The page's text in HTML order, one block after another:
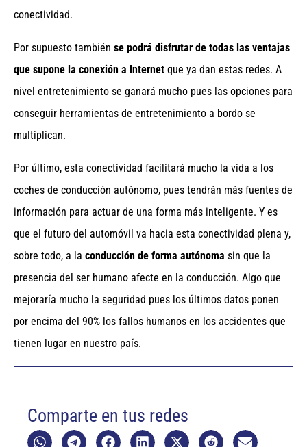
conectividad.
Por supuesto también se podrá disfrutar de todas las ventajas
que supone la conexión a Internet que ya dan estas redes. A
nivel entretenimiento se ganará mucho pues las opciones para
conseguir herramientas de entretenimiento a bordo se
multiplican.
Por último, esta conectividad facilitará mucho la vida a los
coches de conducción autónomo, pues tendrán más fuentes de
información para actuar de una forma más inteligente. Y es
que el futuro del automóvil va hacia esta conectividad plena y,
sobre todo, a la conducción de forma autónoma sin que la
presencia del ser humano afecte en la conducción. Algo que
mejoraría mucho la seguridad pues los últimos datos ponen
por encima del 90% los fallos humanos en los accidentes que
tienen lugar en nuestro país.
Comparte en tus redes